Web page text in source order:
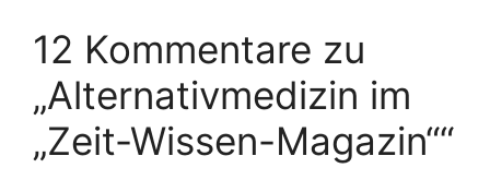
12 Kommentare zu
„Alternativmedizin im
„Zeit-Wissen-Magazin““